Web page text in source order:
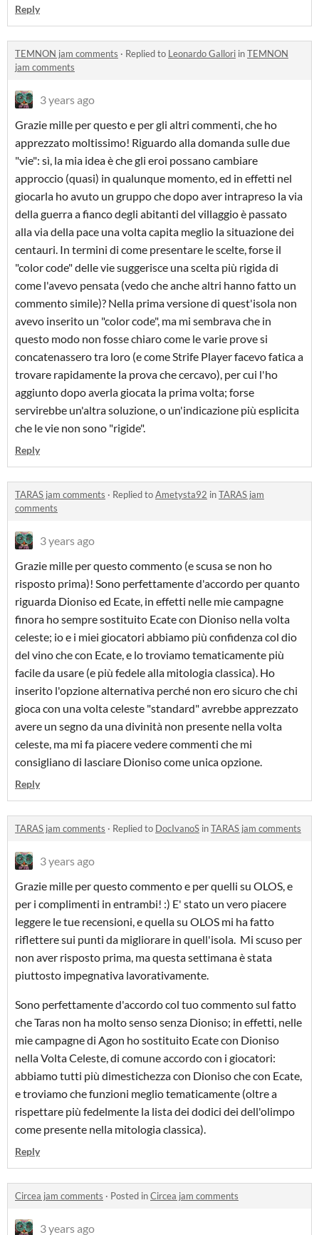
Reply
TEMNON jam comments · Replied to Leonardo Gallori inTEMNON
jam comments
3 years ago
Grazie mille per questo e per gli altri commenti, che ho
apprezzato moltissimo! Riguardo alla domanda sulle due
"vie": sì, la mia idea è che gli eroi possano cambiare
approccio (quasi) in qualunque momento, ed in effetti nel
giocarla ho avuto un gruppo che dopo aver intrapreso la via
della guerra a fianco degli abitanti del villaggio è passato
alla via della pace una volta capita meglio la situazione dei
centauri. In termini di come presentare le scelte, forse il
"color code" delle vie suggerisce una scelta più rigida di
come l'avevo pensata (vedo che anche altri hanno fatto un
commento simile)? Nella prima versione di quest'isola non
avevo inserito un "color code", ma mi sembrava che in
questo modo non fosse chiaro come le varie prove si
concatenassero tra loro (e come Strife Player facevo fatica a
trovare rapidamente la prova che cercavo), per cui l'ho
aggiunto dopo averla giocata la prima volta; forse
servirebbe un'altra soluzione, o un'indicazione più esplicita
che le vie non sono "rigide".
Reply
TARAS jam comments · Replied toAmetysta92 inTARAS jam
comments
3 years ago
Grazie mille per questo commento (e scusa se non ho
risposto prima)! Sono perfettamente d'accordo per quanto
riguarda Dioniso ed Ecate, in effetti nelle mie campagne
finora ho sempre sostituito Ecate con Dioniso nella volta
celeste; io e i miei giocatori abbiamo più confidenza col dio
del vino che con Ecate, e lo troviamo tematicamente più
facile da usare (e più fedele alla mitologia classica). Ho
inserito l'opzione alternativa perché non ero sicuro che chi
gioca con una volta celeste "standard" avrebbe apprezzato
avere un segno da una divinità non presente nella volta
celeste, ma mi fa piacere vedere commenti che mi
consigliano di lasciare Dioniso come unica opzione.
Reply
TARAS jam comments · Replied to DocIvanoS inTARAS jam comments
3 years ago
Grazie mille per questo commento e per quelli su OLOS, e
per i complimenti in entrambi! :) E' stato un vero piacere
leggere le tue recensioni, e quella su OLOS mi ha fatto
riflettere sui punti da migliorare in quell'isola. Mi scuso per
non aver risposto prima, ma questa settimana è stata
piuttosto impegnativa lavorativamente.
Sono perfettamente d'accordo col tuo commento sul fatto
che Taras non ha molto senso senza Dioniso; in effetti, nelle
mie campagne di Agon ho sostituito Ecate con Dioniso
nella Volta Celeste, di comune accordo con i giocatori:
abbiamo tutti più dimestichezza con Dioniso che con Ecate,
e troviamo che funzioni meglio tematicamente (oltre a
rispettare più fedelmente la lista dei dodici dei dell'olimpo
come presente nella mitologia classica).
Reply
Circea jam comments · Posted inCircea jam comments
3 years ago